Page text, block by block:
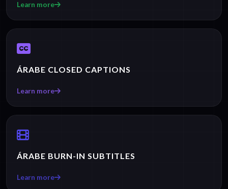
Learn more
ÁRABE CLOSED CAPTIONS
Learn more
ÁRABE BURN-IN SUBTITLES
Learn more